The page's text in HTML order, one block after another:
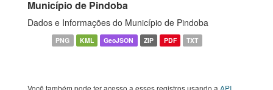
Município de Pindoba
Dados e Informações do Município de Pindoba
PNG KML GeoJSON ZIP PDF TXT
Você também pode ter acesso a esses registros usando a API